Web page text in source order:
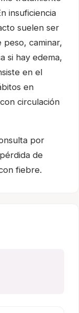
insuficiencia
suelen ser
caminar,
si hay edema,
en el
en
circulación
por
de
fiebre.